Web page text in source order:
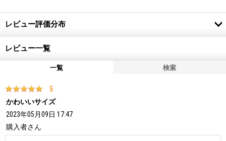
レビュー評価分布
レビュー一覧
一覧 検索
5
かわいいサイズ
2023年05月09日 17:47
購入者さん